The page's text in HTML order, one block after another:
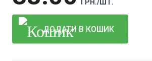
ГРН./ШТ.
ДОДАТИ В КОШИК